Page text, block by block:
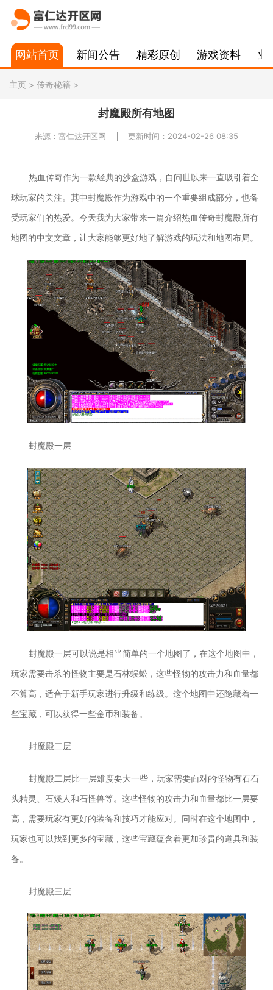
网站首页 新闻公告 精彩原创 游戏资料 业
主页 > 传奇秘籍 >
封魔殿所有地图
来源：富仁达开区网 更新时间：2024-02-26 08:35
热血传奇作为一款经典的沙盒游戏，自问世以来一直吸引着全
球玩家的关注。其中封魔殿作为游戏中的一个重要组成部分，也备
受玩家们的热爱。今天我为大家带来一篇介绍热血传奇封魔殿所有
地图的中文文章，让大家能够更好地了解游戏的玩法和地图布局。
封魔殿一层
封魔殿一层可以说是相当简单的一个地图了，在这个地图中，
玩家需要击杀的怪物主要是石林蜈蚣，这些怪物的攻击力和血量都
不算高，适合于新手玩家进行升级和练级。这个地图中还隐藏着一
些宝藏，可以获得一些金币和装备。
封魔殿二层
封魔殿二层比一层难度要大一些，玩家需要面对的怪物有石石
头精灵、石矮人和石怪兽等。这些怪物的攻击力和血量都比一层要
高，需要玩家有更好的装备和技巧才能应对。同时在这个地图中，
玩家也可以找到更多的宝藏，这些宝藏蕴含着更加珍贵的道具和装
备。
封魔殿三层